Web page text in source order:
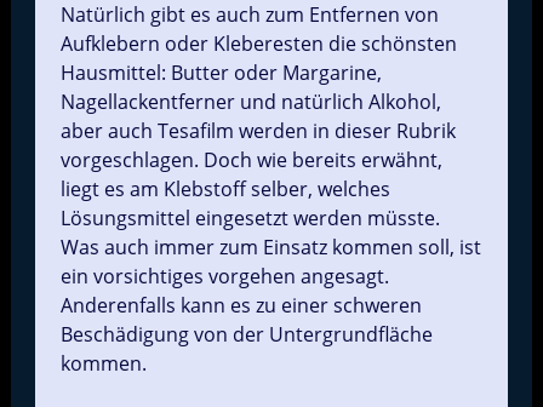
Natürlich gibt es auch zum Entfernen von
Aufklebern oder Kleberesten die schönsten
Hausmittel: Butter oder Margarine,
Nagellackentferner und natürlich Alkohol,
aber auch Tesafilm werden in dieser Rubrik
vorgeschlagen. Doch wie bereits erwähnt,
liegt es am Klebstoff selber, welches
Lösungsmittel eingesetzt werden müsste.
Was auch immer zum Einsatz kommen soll, ist
ein vorsichtiges vorgehen angesagt.
Anderenfalls kann es zu einer schweren
Beschädigung von der Untergrundfläche
kommen.